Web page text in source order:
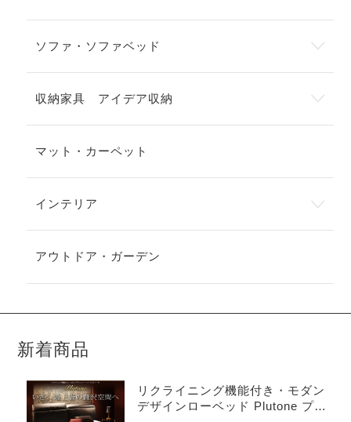
ソファ・ソファベッド
収納家具 アイデア収納
マット・カーペット
インテリア
アウトドア・ガーデン
新着商品
リクライニング機能付き・モダン
デザインローベッド Plutone プル